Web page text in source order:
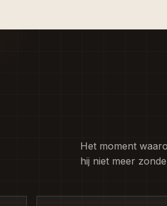
Het moment
hij niet meer